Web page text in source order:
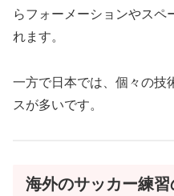
らフォーメーションやスペ
れます。
一方で日本では、個々の技
スが多いです。
海外のサッカー練習